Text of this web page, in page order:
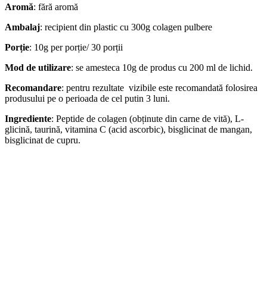
Aromă: fără aromă
Ambalaj: recipient din plastic cu 300g colagen pulbere
Porție: 10g per porție/ 30 porții
Mod de utilizare: se amesteca 10g de produs cu 200 ml de lichid.
Recomandare: pentru rezultate vizibile este recomandată folosirea
produsului pe o perioada de cel putin 3 luni.
Ingrediente: Peptide de colagen (obținute din carne de vită), L-
glicină, taurină, vitamina C (acid ascorbic), bisglicinat de mangan,
bisglicinat de cupru.